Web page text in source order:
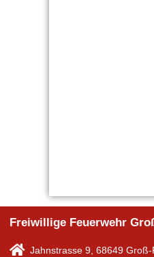
Freiwillige Feuerwehr
Jahnstrasse 9, 68649 Groß-